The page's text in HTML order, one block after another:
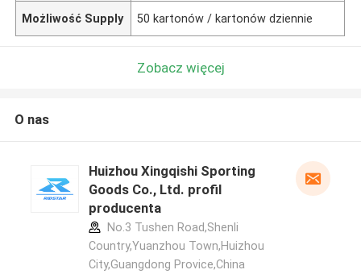
Możliwość Supply 50 kartonów / kartonów dziennie
Zobacz więcej
O nas
Huizhou Xingqishi Sporting
Goods Co., Ltd. profil
producenta
No.3 Tushen Road,Shenli
Country,Yuanzhou Town,Huizhou
City,Guangdong Provice,China